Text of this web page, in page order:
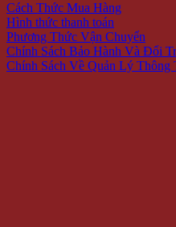
Cách Thức Mua Hàng
Hình thức thanh toán
Phương Thức Vận Chuyển
Chính Sách Bảo Hành Và Đổi
Chính Sách Về Quản Lý Thông